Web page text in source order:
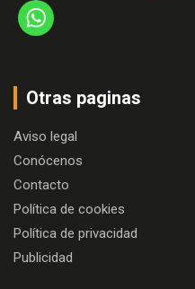
Otras paginas
Aviso legal
Conócenos
Contacto
Política de cookies
Política de privacidad
Publicidad